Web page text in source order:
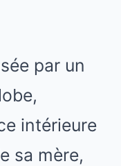
par un
intérieure
sa mère,